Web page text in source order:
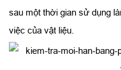
sau một thời gian sử dụng
việc của vật liệu.